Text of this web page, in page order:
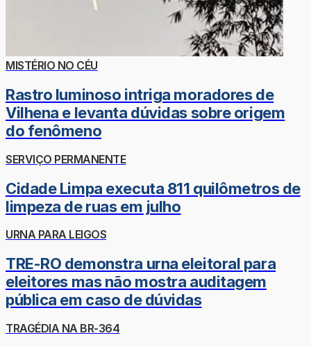
MISTÉRIO NO CÉU
Rastro luminoso intriga moradores de
Vilhena e levanta dúvidas sobre origem
do fenômeno
SERVIÇO PERMANENTE
Cidade Limpa executa 811 quilômetros de
limpeza de ruas em julho
URNA PARA LEIGOS
TRE-RO demonstra urna eleitoral para
eleitores mas não mostra auditagem
pública em caso de dúvidas
TRAGÉDIA NA BR-364